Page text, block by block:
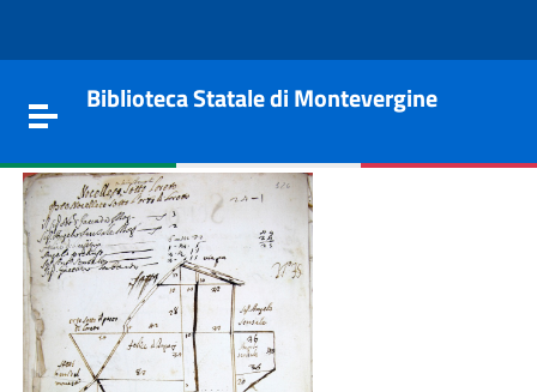
Toggle navigation
Biblioteca Statale di Montevergine